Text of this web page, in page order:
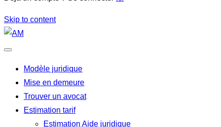
Skip to content
Modèle juridique
Mise en demeure
Trouver un avocat
Estimation tarif
Estimation Aide juridique